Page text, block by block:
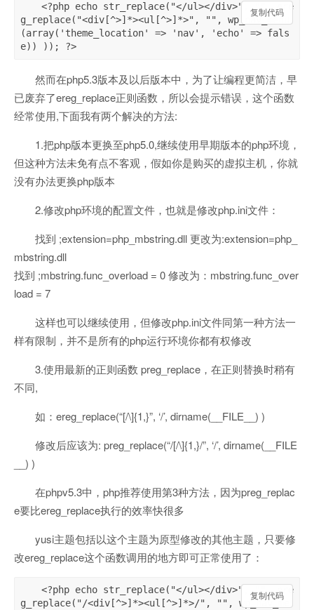
复制代码
复制代码
<?php echo str_replace("</ul></div>", "", ere
g_replace("<div[^>]*><ul[^>]*>", "", wp_nav_menu
(array('theme_location' => 'nav', 'echo' => fals
e)) )); ?>
然而在php5.3版本及以后版本中，为了让编程更简洁，早
已废弃了ereg_replace正则函数，所以会提示错误，这个函数
经常使用,下面我有两个解决的方法:
1.把php版本更换至php5.0,继续使用早期版本的php环境，
但这种方法未免有点不客观，假如你是购买的虚拟主机，你就
没有办法更换php版本
2.修改php环境的配置文件，也就是修改php.ini文件：
找到 ;extension=php_mbstring.dll 更改为:extension=php_
mbstring.dll
找到 ;mbstring.func_overload = 0 修改为：mbstring.func_over
load = 7
这样也可以继续使用，但修改php.ini文件同第一种方法一
样有限制，并不是所有的php运行环境你都有权修改
3.使用最新的正则函数 preg_replace，在正则替换时稍有
不同,
如：ereg_replace(“[/\]{1,}”, ‘/’, dirname(__FILE__) )
修改后应该为: preg_replace(“/[/\]{1,}/”, ‘/’, dirname(__FILE
__) )
在phpv5.3中，php推荐使用第3种方法，因为preg_replac
e要比ereg_replace执行的效率快很多
yusi主题包括以这个主题为原型修改的其他主题，只要修
改ereg_replace这个函数调用的地方即可正常使用了：
复制代码
复制代码
<?php echo str_replace("</ul></div>", "", pre
g_replace("/<div[^>]*><ul[^>]*>/", "", wp_nav_me